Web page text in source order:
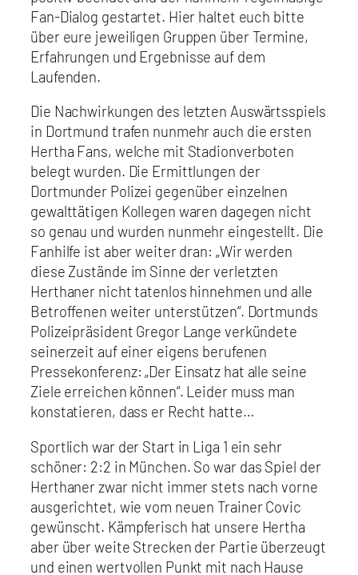
Fan-Dialog gestartet. Hier haltet euch bitte
über eure jeweiligen Gruppen über Termine,
Erfahrungen und Ergebnisse auf dem
Laufenden.
Die Nachwirkungen des letzten Auswärtsspiels
in Dortmund trafen nunmehr auch die ersten
Hertha Fans, welche mit Stadionverboten
belegt wurden. Die Ermittlungen der
Dortmunder Polizei gegenüber einzelnen
gewalttätigen Kollegen waren dagegen nicht
so genau und wurden nunmehr eingestellt. Die
Fanhilfe ist aber weiter dran: „Wir werden
diese Zustände im Sinne der verletzten
Herthaner nicht tatenlos hinnehmen und alle
Betroffenen weiter unterstützen“. Dortmunds
Polizeipräsident Gregor Lange verkündete
seinerzeit auf einer eigens berufenen
Pressekonferenz: „Der Einsatz hat alle seine
Ziele erreichen können“. Leider muss man
konstatieren, dass er Recht hatte…
Sportlich war der Start in Liga 1 ein sehr
schöner: 2:2 in München. So war das Spiel der
Herthaner zwar nicht immer stets nach vorne
ausgerichtet, wie vom neuen Trainer Covic
gewünscht. Kämpferisch hat unsere Hertha
aber über weite Strecken der Partie überzeugt
und einen wertvollen Punkt mit nach Hause